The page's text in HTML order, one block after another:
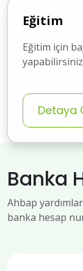
Eğitim
Eğitim için
Detaya
Banka
Ahbap
banka hesap